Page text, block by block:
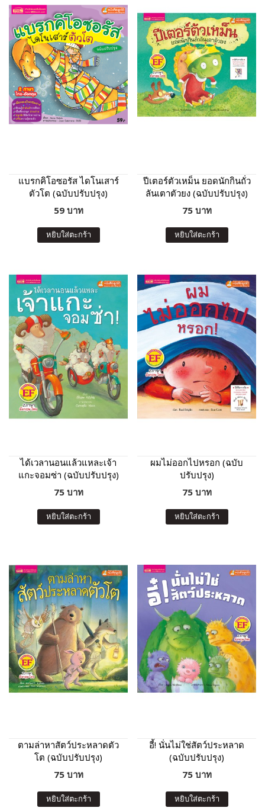
แบรกคิโอซอรัส ไดโนเสาร์
ตัวโต (ฉบับปรับปรุง)
59 บาท
หยิบใส่ตะกร้า
ปีเตอร์ตัวเหม็น ยอดนักกินถั่ว
ลันเตาตัวยง (ฉบับปรับปรุง)
75 บาท
หยิบใส่ตะกร้า
ได้เวลานอนแล้วแหละเจ้า
แกะจอมซ่า (ฉบับปรับปรุง)
75 บาท
หยิบใส่ตะกร้า
ผมไม่ออกไปหรอก (ฉบับ
ปรับปรุง)
75 บาท
หยิบใส่ตะกร้า
ตามล่าหาสัตว์ประหลาดตัว
โต (ฉบับปรับปรุง)
75 บาท
หยิบใส่ตะกร้า
อี้! นั่นไม่ใช่สัตว์ประหลาด
(ฉบับปรับปรุง)
75 บาท
หยิบใส่ตะกร้า